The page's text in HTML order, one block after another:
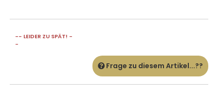
-- LEIDER ZU SPÄT! -
-
Frage zu diesem Artikel...??